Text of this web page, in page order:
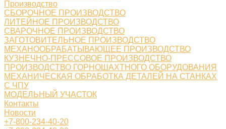
Производство
СБОРОЧНОЕ ПРОИЗВОДСТВО
ЛИТЕЙНОЕ ПРОИЗВОДСТВО
СВАРОЧНОЕ ПРОИЗВОДСТВО
ЗАГОТОВИТЕЛЬНОЕ ПРОИЗВОДСТВО
МЕХАНООБРАБАТЫВАЮЩЕЕ ПРОИЗВОДСТВО
КУЗНЕЧНО-ПРЕССОВОЕ ПРОИЗВОДСТВО
ПРОИЗВОДСТВО ГОРНОШАХТНОГО ОБОРУДОВАНИЯ
МЕХАНИЧЕСКАЯ ОБРАБОТКА ДЕТАЛЕЙ НА СТАНКАХ
С ЧПУ
МОДЕЛЬНЫЙ УЧАСТОК
Контакты
Новости
+7-800-234-40-20